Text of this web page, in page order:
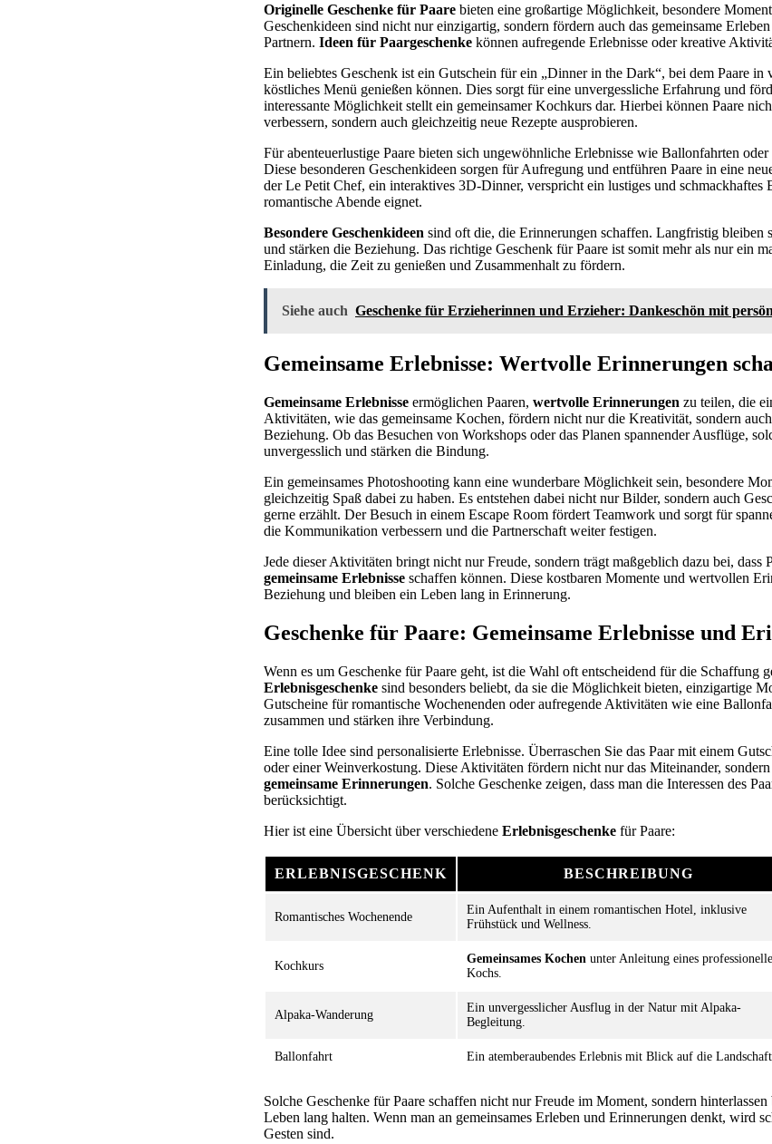
Originelle Geschenke für Paare bieten eine großartige Möglichkeit, besondere
Geschenkideen sind nicht nur einzigartig, sondern fördern auch das gemeinsame
Partnern. Ideen für Paargeschenke können aufregende Erlebnisse oder kreative
Ein beliebtes Geschenk ist ein Gutschein für ein „Dinner in the Dark“, bei dem Paare
köstliches Menü genießen können. Dies sorgt für eine unvergessliche Erfahrung und
interessante Möglichkeit stellt ein gemeinsamer Kochkurs dar. Hierbei können Paare
verbessern, sondern auch gleichzeitig neue Rezepte ausprobieren.
Für abenteuerlustige Paare bieten sich ungewöhnliche Erlebnisse wie Ballonfahrten
Diese besonderen Geschenkideen sorgen für Aufregung und entführen Paare in eine
der Le Petit Chef, ein interaktives 3D-Dinner, verspricht ein lustiges und schmackhaftes
romantische Abende eignet.
Besondere Geschenkideen sind oft die, die Erinnerungen schaffen. Langfristig bleiben
und stärken die Beziehung. Das richtige Geschenk für Paare ist somit mehr als nur ein
Einladung, die Zeit zu genießen und Zusammenhalt zu fördern.
Siehe auch Geschenke für Erzieherinnen und Erzieher: Dankeschön mit
Gemeinsame Erlebnisse: Wertvolle Erinnerungen
Gemeinsame Erlebnisse ermöglichen Paaren, wertvolle Erinnerungen zu teilen, die
Aktivitäten, wie das gemeinsame Kochen, fördern nicht nur die Kreativität, sondern
Beziehung. Ob das Besuchen von Workshops oder das Planen spannender Ausflüge,
unvergesslich und stärken die Bindung.
Ein gemeinsames Photoshooting kann eine wunderbare Möglichkeit sein, besondere
gleichzeitig Spaß dabei zu haben. Es entstehen dabei nicht nur Bilder, sondern auch
gerne erzählt. Der Besuch in einem Escape Room fördert Teamwork und sorgt für
die Kommunikation verbessern und die Partnerschaft weiter festigen.
Jede dieser Aktivitäten bringt nicht nur Freude, sondern trägt maßgeblich dazu bei, dass
gemeinsame Erlebnisse schaffen können. Diese kostbaren Momente und wertvollen
Beziehung und bleiben ein Leben lang in Erinnerung.
Geschenke für Paare: Gemeinsame Erlebnisse und
Wenn es um Geschenke für Paare geht, ist die Wahl oft entscheidend für die Schaffung
Erlebnisgeschenke sind besonders beliebt, da sie die Möglichkeit bieten, einzigartige
Gutscheine für romantische Wochenenden oder aufregende Aktivitäten wie eine
zusammen und stärken ihre Verbindung.
Eine tolle Idee sind personalisierte Erlebnisse. Überraschen Sie das Paar mit einem
oder einer Weinverkostung. Diese Aktivitäten fördern nicht nur das Miteinander,
gemeinsame Erinnerungen. Solche Geschenke zeigen, dass man die Interessen des
berücksichtigt.
Hier ist eine Übersicht über verschiedene Erlebnisgeschenke für Paare:
ERLEBNISGESCHENK BESCHREIBUNG
Romantisches Wochenende
Ein Aufenthalt in einem romantischen Hotel, inklusive
Frühstück und Wellness.
Kochkurs
Gemeinsames Kochen unter Anleitung eines
Kochs.
Alpaka-Wanderung
Ein unvergesslicher Ausflug in der Natur mit Alpaka-
Begleitung.
Ballonfahrt Ein atemberaubendes Erlebnis mit Blick auf die Landschaft.
Solche Geschenke für Paare schaffen nicht nur Freude im Moment, sondern
Leben lang halten. Wenn man an gemeinsames Erleben und Erinnerungen denkt, wird
Gesten sind.